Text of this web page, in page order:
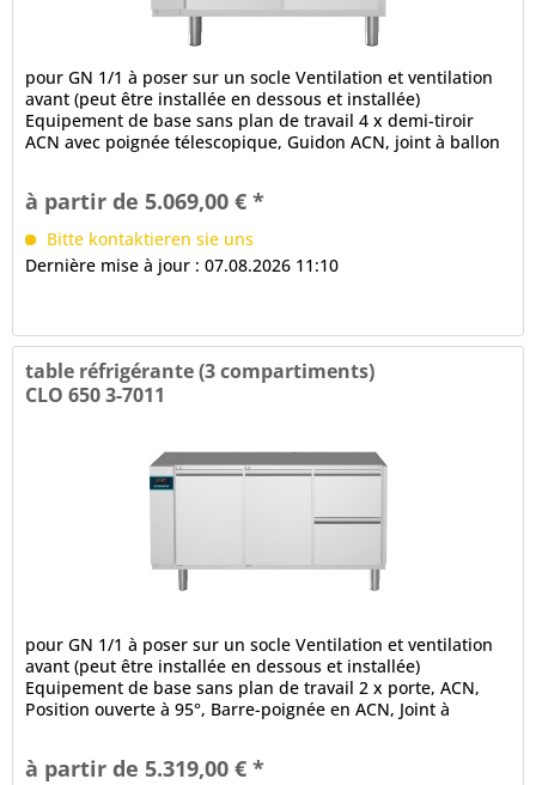
pour GN 1/1 à poser sur un socle Ventilation et ventilation
avant (peut être installée en dessous et installée)
Equipement de base sans plan de travail 4 x demi-tiroir
ACN avec poignée télescopique, Guidon ACN, joint à ballon
à partir de 5.069,00 € *
Bitte kontaktieren sie uns
Dernière mise à jour : 07.08.2026 11:10
table réfrigérante (3 compartiments)
CLO 650 3-7011
pour GN 1/1 à poser sur un socle Ventilation et ventilation
avant (peut être installée en dessous et installée)
Equipement de base sans plan de travail 2 x porte, ACN,
Position ouverte à 95°, Barre-poignée en ACN, Joint à
à partir de 5.319,00 € *